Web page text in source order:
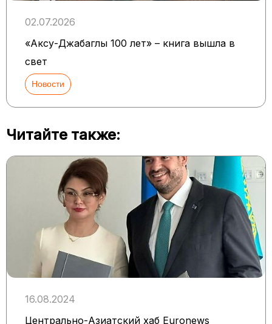
02.07.2026
«Аксу-Джабаглы 100 лет» – книга вышла в
свет
Новости
Читайте также:
16.08.2024
Центрально-Азиатский хаб Euronews